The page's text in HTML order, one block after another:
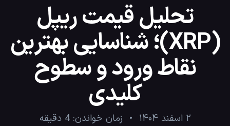
تحلیل قیمت ریپل
(XRP)؛ شناسایی بهترین
نقاط ورود و سطوح
کلیدی
۲ اسفند ۱۴۰۴ زمان خواندن: 4 دقیقه